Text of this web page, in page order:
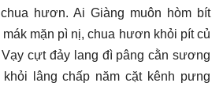
hươn. Ai Giàng muôn hòm bít
mặn pì nị, chua hươn khỏi pít củ
cựt đảy lang đì pâng cằn sương
lâng chấp năm cặt kênh pưng